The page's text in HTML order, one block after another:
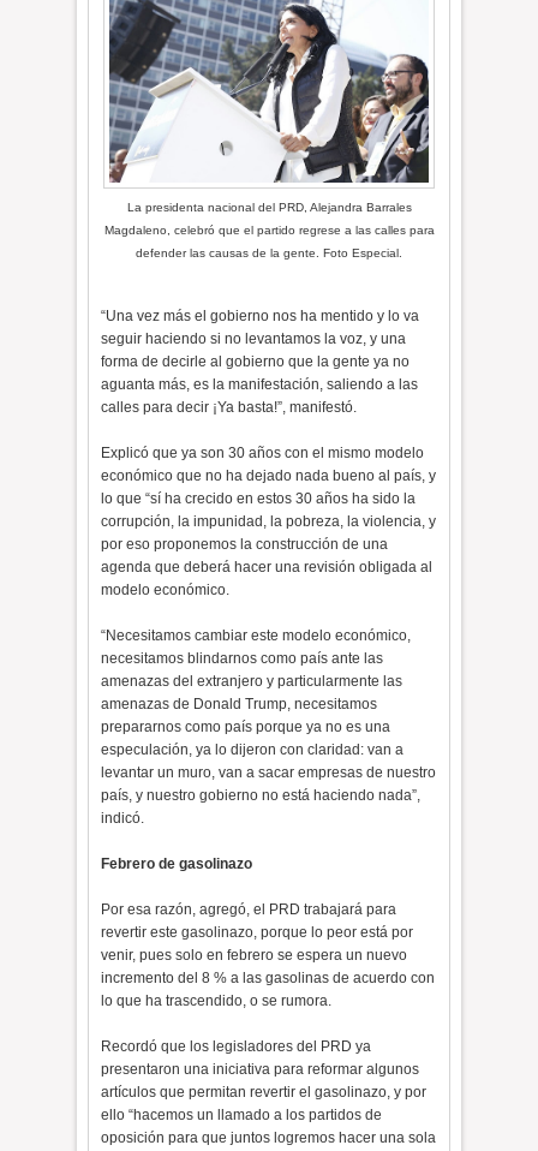
La presidenta nacional del PRD, Alejandra Barrales
Magdaleno, celebró que el partido regrese a las calles para
defender las causas de la gente. Foto Especial.
“Una vez más el gobierno nos ha mentido y lo va
seguir haciendo si no levantamos la voz, y una
forma de decirle al gobierno que la gente ya no
aguanta más, es la manifestación, saliendo a las
calles para decir ¡Ya basta!”, manifestó.
Explicó que ya son 30 años con el mismo modelo
económico que no ha dejado nada bueno al país, y
lo que “sí ha crecido en estos 30 años ha sido la
corrupción, la impunidad, la pobreza, la violencia, y
por eso proponemos la construcción de una
agenda que deberá hacer una revisión obligada al
modelo económico.
“Necesitamos cambiar este modelo económico,
necesitamos blindarnos como país ante las
amenazas del extranjero y particularmente las
amenazas de Donald Trump, necesitamos
prepararnos como país porque ya no es una
especulación, ya lo dijeron con claridad: van a
levantar un muro, van a sacar empresas de nuestro
país, y nuestro gobierno no está haciendo nada”,
indicó.
Febrero de gasolinazo
Por esa razón, agregó, el PRD trabajará para
revertir este gasolinazo, porque lo peor está por
venir, pues solo en febrero se espera un nuevo
incremento del 8 % a las gasolinas de acuerdo con
lo que ha trascendido, o se rumora.
Recordó que los legisladores del PRD ya
presentaron una iniciativa para reformar algunos
artículos que permitan revertir el gasolinazo, y por
ello “hacemos un llamado a los partidos de
oposición para que juntos logremos hacer una sola